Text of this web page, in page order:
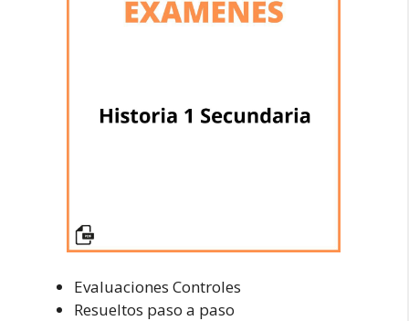
Evaluaciones Controles
Resueltos paso a paso